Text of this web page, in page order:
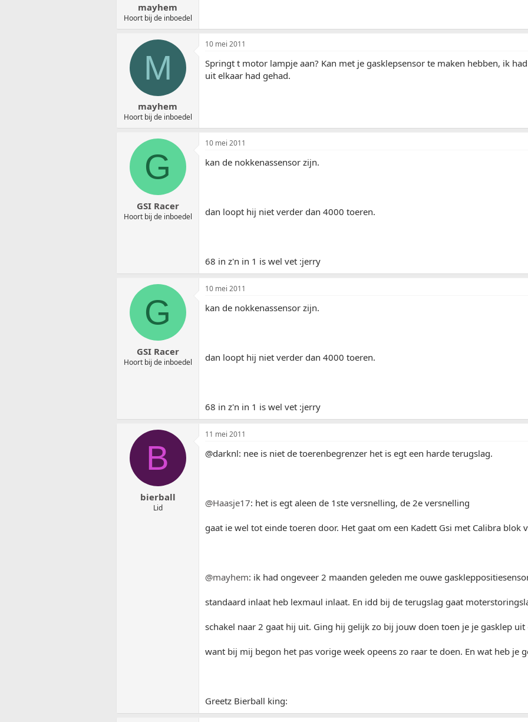
mayhem
Hoort bij de inboedel
M
mayhem
Hoort bij de inboedel
10 mei 2011
Springt t motor lampje aan? Kan met je gasklepsensor te maken hebben, ik
uit elkaar had gehad.
G
GSI Racer
Hoort bij de inboedel
10 mei 2011
kan de nokkenassensor zijn.
dan loopt hij niet verder dan 4000 toeren.
68 in z'n in 1 is wel vet :jerry
G
GSI Racer
Hoort bij de inboedel
10 mei 2011
kan de nokkenassensor zijn.
dan loopt hij niet verder dan 4000 toeren.
68 in z'n in 1 is wel vet :jerry
B
bierball
Lid
11 mei 2011
@darknl: nee is niet de toerenbegrenzer het is egt een harde terugslag.
@Haasje17: het is egt aleen de 1ste versnelling, de 2e versnelling
gaat ie wel tot einde toeren door. Het gaat om een Kadett Gsi met Calibra blok
@mayhem: ik had ongeveer 2 maanden geleden me ouwe
standaard inlaat heb lexmaul inlaat. En idd bij de terugslag gaat
schakel naar 2 gaat hij uit. Ging hij gelijk zo bij jouw doen toen je je gasklep uit
want bij mij begon het pas vorige week opeens zo raar te doen. En wat heb je
Greetz Bierball king: